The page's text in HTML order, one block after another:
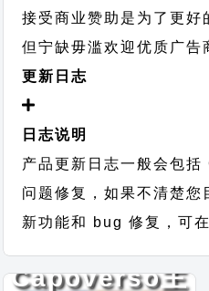
接受商业赞助是为了更好
但宁缺毋滥欢迎优质广告
更新日志
日志说明
产品更新日志一般会包
问题修复，如果不清楚您
新功能和 bug 修复，可在
Capoverso主